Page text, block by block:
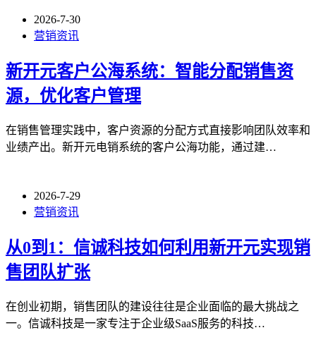
2026-7-30
营销资讯
新开元客户公海系统：智能分配销售资
源，优化客户管理
在销售管理实践中，客户资源的分配方式直接影响团队效率和
业绩产出。新开元电销系统的客户公海功能，通过建…
2026-7-29
营销资讯
从0到1：信诚科技如何利用新开元实现销
售团队扩张
在创业初期，销售团队的建设往往是企业面临的最大挑战之
一。信诚科技是一家专注于企业级SaaS服务的科技…